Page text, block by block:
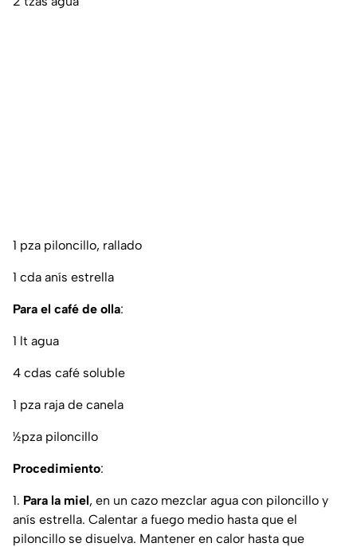
1 pza piloncillo, rallado
1 cda anís estrella
Para el café de olla:
1 lt agua
4 cdas café soluble
1 pza raja de canela
½pza piloncillo
Procedimiento:
1. Para la miel, en un cazo mezclar agua con piloncillo y
anís estrella. Calentar a fuego medio hasta que el
piloncillo se disuelva. Mantener en calor hasta que